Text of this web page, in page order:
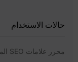
حالات الاستخدام
محرر علامات SEO المجاني